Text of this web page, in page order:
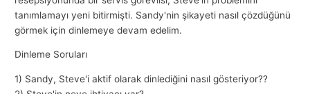
tanımlamayı yeni bitirmişti. Sandy'nin şikayeti nasıl çözdüğünü
görmek için dinlemeye devam edelim.
Dinleme Soruları
1) Sandy, Steve'i aktif olarak dinlediğini nasıl gösteriyor??